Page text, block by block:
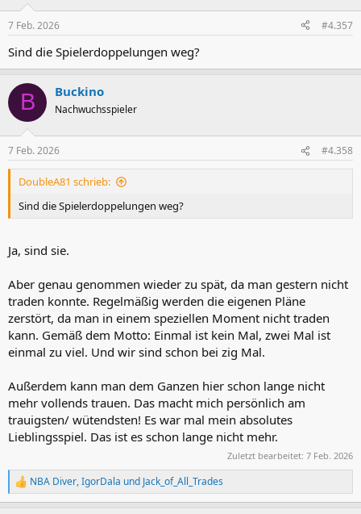
e
:
7 Feb. 2026 #4.357
Sind die Spielerdoppelungen weg?
B Buckino
Nachwuchsspieler
7 Feb. 2026 #4.358
DoubleA81 schrieb:
Sind die Spielerdoppelungen weg?
Ja, sind sie.
Aber genau genommen wieder zu spät, da man gestern nicht
traden konnte. Regelmäßig werden die eigenen Pläne
zerstört, da man in einem speziellen Moment nicht traden
kann. Gemäß dem Motto: Einmal ist kein Mal, zwei Mal ist
einmal zu viel. Und wir sind schon bei zig Mal.
Außerdem kann man dem Ganzen hier schon lange nicht
mehr vollends trauen. Das macht mich persönlich am
trauigsten/ wütendsten! Es war mal mein absolutes
Lieblingsspiel. Das ist es schon lange nicht mehr.
Zuletzt bearbeitet: 7 Feb. 2026
R
e
NBA Diver,IgorDala und Jack_of_All_Trades